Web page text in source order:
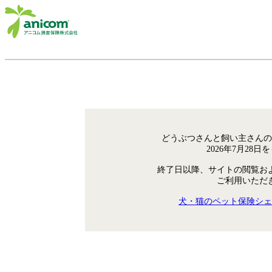
どうぶつさんと飼い主さん
2026年7月28日
終了日以降、サイトの閲覧お
ご利用いただ
犬・猫のペット保険シ